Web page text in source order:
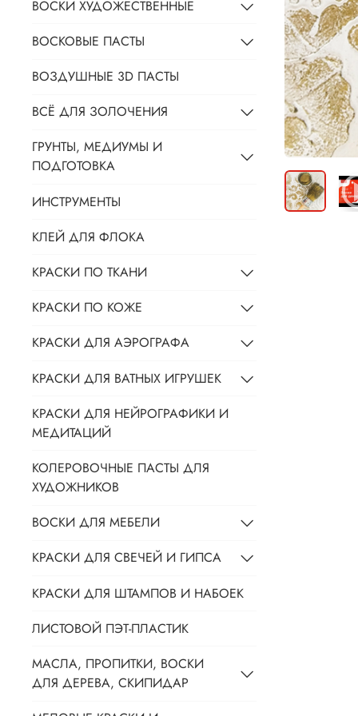
ВОСКИ ХУДОЖЕСТВЕННЫЕ
ВОСКОВЫЕ ПАСТЫ
ВОЗДУШНЫЕ 3D ПАСТЫ
ВСЁ ДЛЯ ЗОЛОЧЕНИЯ
ГРУНТЫ, МЕДИУМЫ И
ПОДГОТОВКА
ИНСТРУМЕНТЫ
КЛЕЙ ДЛЯ ФЛОКА
КРАСКИ ПО ТКАНИ
КРАСКИ ПО КОЖЕ
КРАСКИ ДЛЯ АЭРОГРАФА
КРАСКИ ДЛЯ ВАТНЫХ ИГРУШЕК
КРАСКИ ДЛЯ НЕЙРОГРАФИКИ И
МЕДИТАЦИЙ
КОЛЕРОВОЧНЫЕ ПАСТЫ ДЛЯ
ХУДОЖНИКОВ
ВОСКИ ДЛЯ МЕБЕЛИ
КРАСКИ ДЛЯ СВЕЧЕЙ И ГИПСА
КРАСКИ ДЛЯ ШТАМПОВ И НАБОЕК
ЛИСТОВОЙ ПЭТ-ПЛАСТИК
МАСЛА, ПРОПИТКИ, ВОСКИ
ДЛЯ ДЕРЕВА, СКИПИДАР